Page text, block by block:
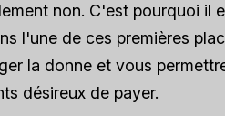
non. C'est pourquoi il
l'une de ces premières
la donne et vous
désireux de payer.